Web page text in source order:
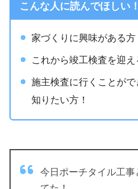
こんな人に読んでほしい！
家づくりに興味がある
これから竣工検査を迎え
施主検査に行くことが
知りたい方！
今日ポーチタイル工